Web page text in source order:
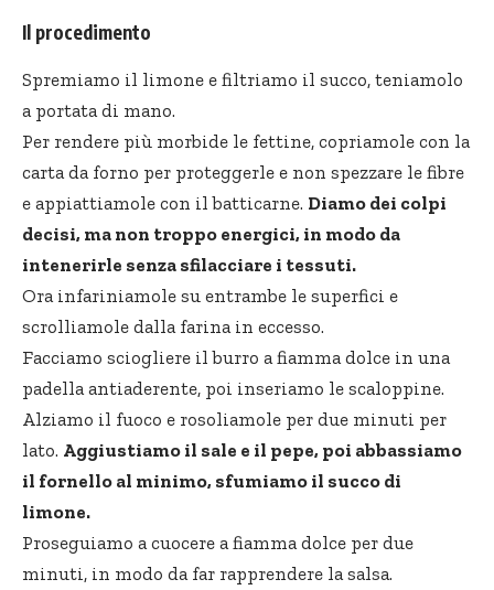
Il procedimento
Spremiamo il limone e filtriamo il succo, teniamolo
a portata di mano.
Per rendere più morbide le fettine, copriamole con la
carta da forno per proteggerle e non spezzare le fibre
e appiattiamole con il batticarne. Diamo dei colpi
decisi, ma non troppo energici, in modo da
intenerirle senza sfilacciare i tessuti.
Ora infariniamole su entrambe le superfici e
scrolliamole dalla farina in eccesso.
Facciamo sciogliere il burro a fiamma dolce in una
padella antiaderente, poi inseriamo le scaloppine.
Alziamo il fuoco e rosoliamole per due minuti per
lato. Aggiustiamo il sale e il pepe, poi abbassiamo
il fornello al minimo, sfumiamo il succo di
limone.
Proseguiamo a cuocere a fiamma dolce per due
minuti, in modo da far rapprendere la salsa.